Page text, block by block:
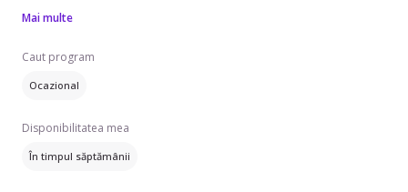
pozitive cu copiii, oferindu-le un mediu sigur și stimulant
organizată, răbdătoare și flexibilă, putând să mă adaptez cu
ușurință nevoilor specifice ale fiecărei familii.
Mai multe
Caut program
Ocazional
Disponibilitatea mea
În timpul săptămânii